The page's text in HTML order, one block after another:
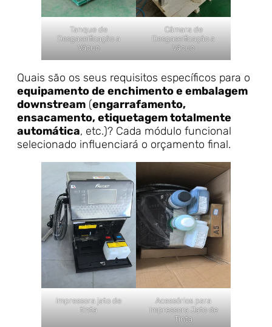
Tanque de
Desgaseificação a
Vácuo
Câmara de
Desgaseificação a
Vácuo
Quais são os seus requisitos específicos para o
equipamento de enchimento e embalagem
downstream (engarrafamento,
ensacamento, etiquetagem totalmente
automática, etc.)? Cada módulo funcional
selecionado influenciará o orçamento final.
Impressora jato de
tinta
Acessórios para
Impressora Jato de
Tinta